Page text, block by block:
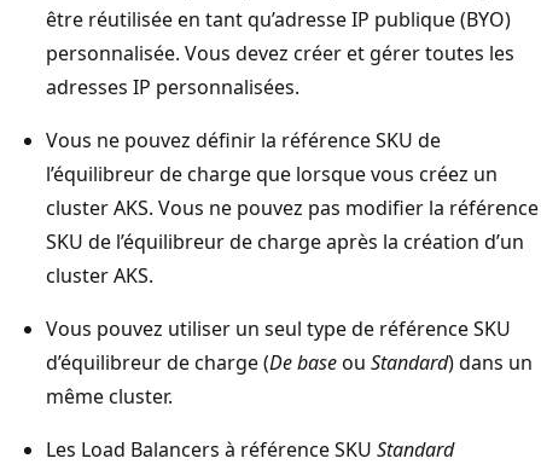
être réutilisée en tant qu’adresse IP publique (BYO)
personnalisée. Vous devez créer et gérer toutes les
adresses IP personnalisées.
Vous ne pouvez définir la référence SKU de
l’équilibreur de charge que lorsque vous créez un
cluster AKS. Vous ne pouvez pas modifier la référence
SKU de l’équilibreur de charge après la création d’un
cluster AKS.
Vous pouvez utiliser un seul type de référence SKU
d’équilibreur de charge (De baseou Standard) dans un
même cluster.
Les Load Balancers à référence SKU Standard